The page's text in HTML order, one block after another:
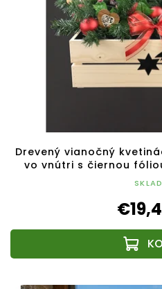
Drevený vianočný
vo vnútri s čiernou